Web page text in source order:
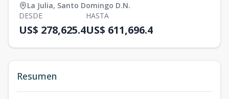
La Julia, Santo Domingo D.N.
DESDE
US$ 278,625.4
HASTA
US$ 611,696.4
Resumen